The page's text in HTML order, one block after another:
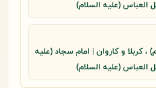
العباس (علیه السلام)
، کربلا و کاروان | امام سجاد (علیه
العباس (علیه السلام)